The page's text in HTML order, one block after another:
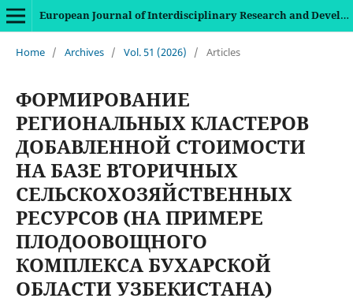
European Journal of Interdisciplinary Research and Development
Home / Archives / Vol. 51 (2026) / Articles
ФОРМИРОВАНИЕ
РЕГИОНАЛЬНЫХ КЛАСТЕРОВ
ДОБАВЛЕННОЙ СТОИМОСТИ
НА БАЗЕ ВТОРИЧНЫХ
СЕЛЬСКОХОЗЯЙСТВЕННЫХ
РЕСУРСОВ (НА ПРИМЕРЕ
ПЛОДООВОЩНОГО
КОМПЛЕКСА БУХАРСКОЙ
ОБЛАСТИ УЗБЕКИСТАНА)